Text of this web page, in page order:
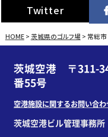
Twitter
HOME> 茨城県のゴルフ場 > 常総市
茨城空港 〒311-
番55号
空港施設に関するお問い合わ
茨城空港ビル管理事務所